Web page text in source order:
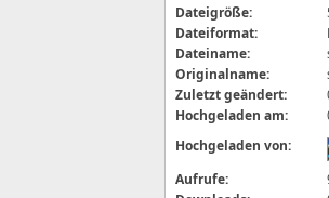
Dateigröße:
Dateiformat:
Dateiname:
Originalname:
Zuletzt geändert:
Hochgeladen am:
Hochgeladen von:
Aufrufe: